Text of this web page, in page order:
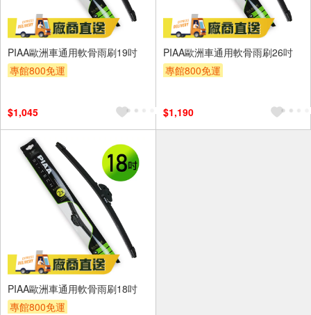
PIAA歐洲車通用軟骨雨刷19吋
專館800免運
$1,045
PIAA歐洲車通用軟骨雨刷26吋
專館800免運
$1,190
PIAA歐洲車通用軟骨雨刷18吋
專館800免運